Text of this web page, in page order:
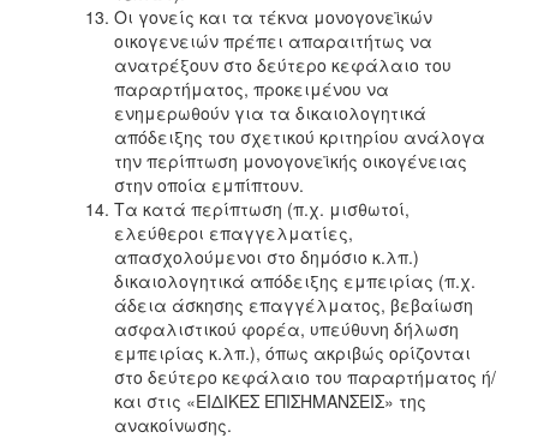
Οι γονείς και τα τέκνα μονογονεϊκών
οικογενειών πρέπει απαραιτήτως να
ανατρέξουν στο δεύτερο κεφάλαιο του
παραρτήματος, προκειμένου να
ενημερωθούν για τα δικαιολογητικά
απόδειξης του σχετικού κριτηρίου ανάλογα
την περίπτωση μονογονεϊκής οικογένειας
στην οποία εμπίπτουν.
Τα κατά περίπτωση (π.χ. μισθωτοί,
ελεύθεροι επαγγελματίες,
απασχολούμενοι στο δημόσιο κ.λπ.)
δικαιολογητικά απόδειξης εμπειρίας (π.χ.
άδεια άσκησης επαγγέλματος, βεβαίωση
ασφαλιστικού φορέα, υπεύθυνη δήλωση
εμπειρίας κ.λπ.), όπως ακριβώς ορίζονται
στο δεύτερο κεφάλαιο του παραρτήματος ή/
και στις «ΕΙΔΙΚΕΣ ΕΠΙΣΗΜΑΝΣΕΙΣ» της
ανακοίνωσης.